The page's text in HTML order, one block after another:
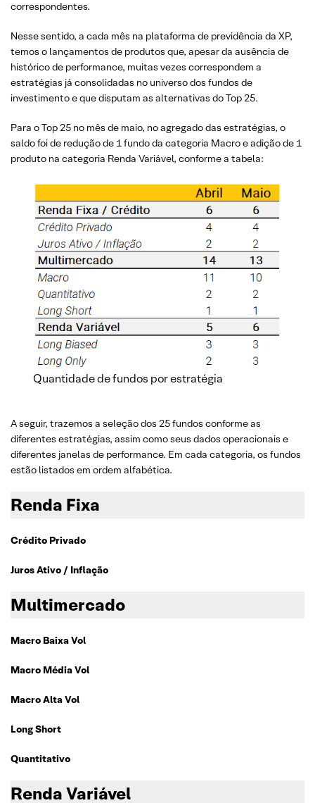
correspondentes.
Nesse sentido, a cada mês na plataforma de previdência da XP,
temos o lançamentos de produtos que, apesar da ausência de
histórico de performance, muitas vezes correspondem a
estratégias já consolidadas no universo dos fundos de
investimento e que disputam as alternativas do Top 25.
Para o Top 25 no mês de maio, no agregado das estratégias, o
saldo foi de redução de 1 fundo da categoria Macro e adição de 1
produto na categoria Renda Variável, conforme a tabela:
Quantidade de fundos por estratégia
A seguir, trazemos a seleção dos 25 fundos conforme as
diferentes estratégias, assim como seus dados operacionais e
diferentes janelas de performance. Em cada categoria, os fundos
estão listados em ordem alfabética.
Renda Fixa
Crédito Privado
Juros Ativo / Inflação
Multimercado
Macro Baixa Vol
Macro Média Vol
Macro Alta Vol
Long Short
Quantitativo
Renda Variável